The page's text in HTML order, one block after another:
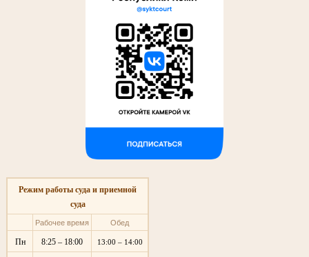
Режим работы суда и приемной
суда
Рабочее время Обед
Пн 8:25 – 18:00 13:00 – 14:00